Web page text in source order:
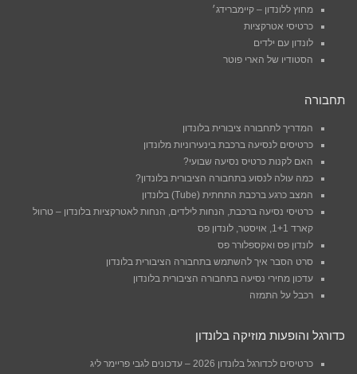
מחוץ ללונדון – קיימברידג׳
כרטיסי אטרקציות
לונדון עם ילדים
הסטודיו של הארי פוטר
תחבורה
המדריך לתחבורה ציבורית בלונדון
כרטיסים לנסיעה ברכבת בינעירוניות מלונדון
האם לקנות כרטיס נסיעה שבועי?
כמה עולה לנסוע בתחבורה הציבורית בלונדון?
המצב כרגע ברכבת התחתית (Tube) בלונדון
כרטיסי נסיעה ברכבת, הנחות לילדים, הנחות לאטרקציות בלונדון – טרוול
קארד 1+1, אויסטר, לונדון פס
לונדון פס ואקספלורר פס
סרט הסבר איך להשתמש בתחבורה הציבורית בלונדון
עדכון מחירי נסיעה בתחבורה הציבורית בלונדון
רכבל על התמזה
כדורגל והופעות מוזיקה בלונדון
כרטיסים לכדורגל בלונדון 2026 – עדכונים לגבי פריימר ליג